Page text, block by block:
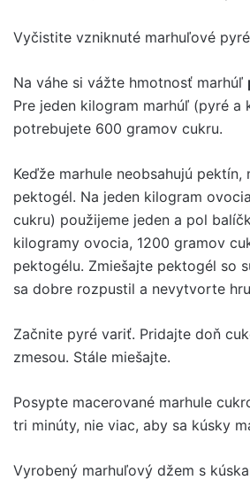
Vyčistite vzniknuté marhuľové
Na váhe si vážte hmotnosť marhúľ
Pre jeden kilogram marhúľ (pyré a
potrebujete 600 gramov cukru.
Keďže marhule neobsahujú pektín,
pektogél. Na jeden kilogram
cukru) použijeme jeden a pol
kilogramy ovocia, 1200 gramov
pektogélu. Zmiešajte pektogél so
sa dobre rozpustil a nevytvorte
Začnite pyré variť. Pridajte doň
zmesou. Stále miešajte.
Posypte macerované marhule
tri minúty, nie viac, aby sa kúsky
Vyrobený marhuľový džem s